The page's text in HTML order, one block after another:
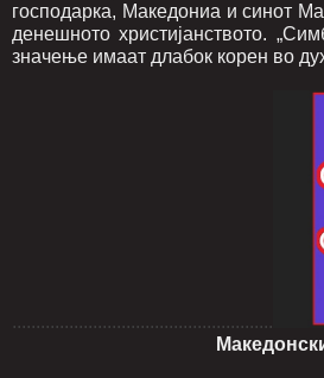
господарка, Македониа и синот
денешното христијанството.
значење имаат длабок корен во
.......................................................